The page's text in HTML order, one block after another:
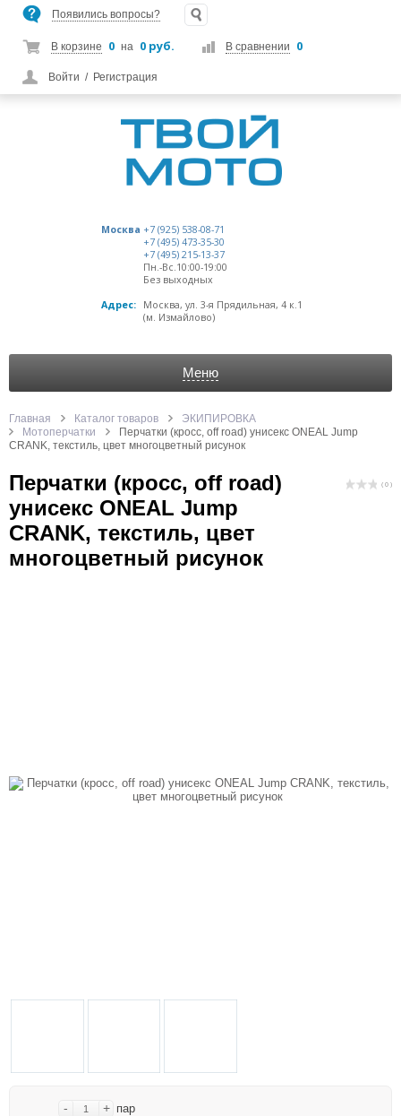
Появились вопросы?
В корзине 0 на 0 руб. В сравнении 0
Войти / Регистрация
Москва +7 (925) 538-08-71
+7 (495) 473-35-30
+7 (495) 215-13-37
Пн.-Вс.10:00-19:00
Без выходных
Адрес:
Москва, ул. 3-я Прядильная, 4 к.1
(м. Измайлово)
Меню
Главная Каталог товаров
ЭКИПИРОВКА
Мотоперчатки
Перчатки (кросс, off road) унисекс ONEAL Jump
CRANK, текстиль, цвет многоцветный рисунок
Перчатки (кросс, off road)
унисекс ONEAL Jump
CRANK, текстиль, цвет
многоцветный рисунок
( 0 )
- + пар